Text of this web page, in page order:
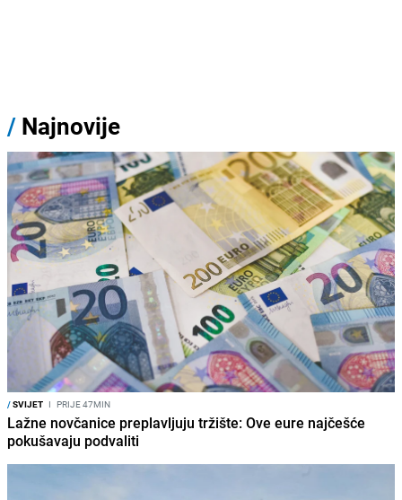
/ Najnovije
/SVIJET I PRIJE 47MIN
Lažne novčanice preplavljuju tržište: Ove eure najčešće
pokušavaju podvaliti